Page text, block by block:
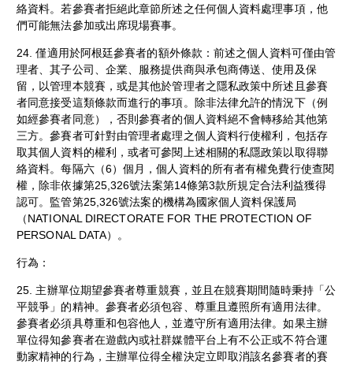
絡資料。若參賽者拒絕此章節所述之任何個人資料處理事項，他
們可能無法參加或出席現場賽事。
24. 僅適用於阿根廷參賽者的額外條款：前述之個人資料可僅由管
理者、其子公司、企業、服務提供商與承包商傳送、使用及保
留，以管理本競賽，或是其他於管理者之隱私政策中所述且參賽
者同意接受這類條款而進行的事項。除非法律允許的情況下（例
如經參賽者同意），否則參賽者的個人資料絕不會轉移給其他第
三方。參賽者可針對由管理者處理之個人資料行使權利，包括存
取其個人資料的權利，或者可參閱上述相關的私隱政策以取得聯
絡資料。每隔六（6）個月，個人資料的所有者有權免費行使查閱
權，除非依據第25,326號法案第14條第3款所規定合法利益獲得
認可。監管第25,326號法案的機構為國家個人資料保護局
（NATIONAL DIRECTORATE FOR THE PROTECTION OF
PERSONAL DATA）。
行為：
25. 主辦單位期望參賽者尊重競賽，並且在競賽期間隨時秉持「公
平競爭」的精神。參賽者必須包容、尊重且遵照所有適用法律。
參賽者必須具尊重和包容他人，並遵守所有適用法律。如果主辦
單位得知參賽者在遊戲內或社群媒體平台上有不公正或不符合運
動家精神的行為，主辦單位得全權決定立即取消該名參賽者的賽